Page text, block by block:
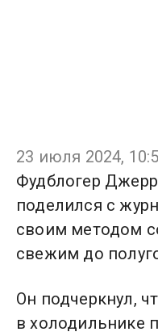
23 июля 2024,
Фудблогер
поделился с
своим методом
свежим до
Он подчеркнул,
в холодильнике